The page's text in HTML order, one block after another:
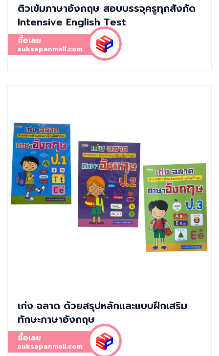
ติวเข้มภาษาอังกฤษ สอบบรรจุครูทุกสังกัด
Intensive English Test
ซื้อเลย
suksapanmall.com
เก่ง ฉลาด ด้วยสรุปหลักและแบบฝึกเสริม
ทักษะภาษาอังกฤษ
ซื้อเลย
suksapanmall.com